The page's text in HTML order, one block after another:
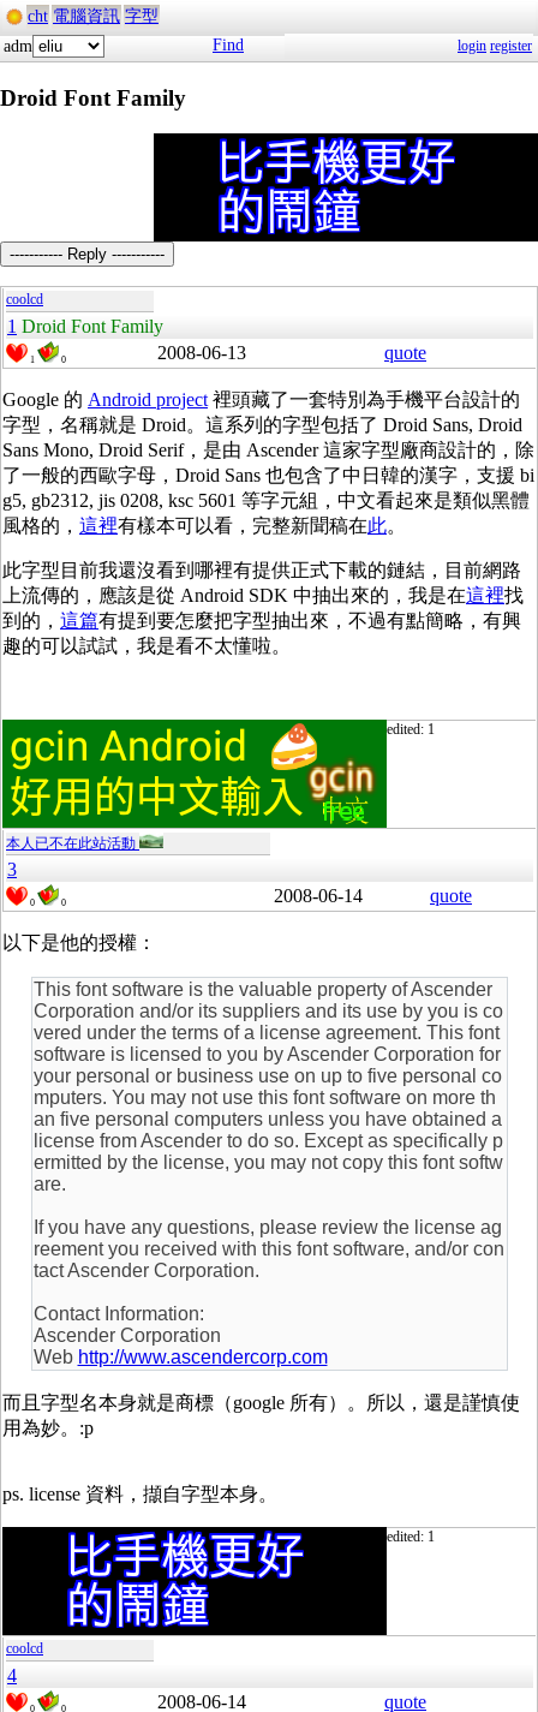
cht 電腦資訊 字型
adm
Find login register
Droid Font Family
----------- Reply -----------
coolcd
1 Droid Font Family
1 0 2008-06-13 quote
Google 的 Android project 裡頭藏了一套特別為手機平台設計的
字型，名稱就是 Droid。這系列的字型包括了 Droid Sans, Droid
Sans Mono, Droid Serif，是由 Ascender這家字型廠商設計的，除
了一般的西歐字母， Droid Sans 也包含了中日韓的漢字，支援 bi
g5, gb2312, jis 0208, ksc 5601 等字元組，中文看起來是類似黑體
風格的， 這裡有樣本可以看，完整新聞稿在此。
此字型目前我還沒看到哪裡有提供正式下載的鏈結，目前網路
上流傳的，應該是從 Android SDK 中抽出來的，我是在這裡找
到的， 這篇有提到要怎麼把字型抽出來，不過有點簡略，有興
趣的可以試試，我是看不太懂啦。
edited: 1
本人已不在此站活動
3
0 0 2008-06-14 quote
以下是他的授權：
This font software is the valuable property of Ascender
Corporation and/or its suppliers and its use by you is co
vered under the terms of a license agreement. This font
software is licensed to you by Ascender Corporation for
your personal or business use on up to five personal co
mputers. You may not use this font software on more th
an five personal computers unless you have obtained a
license from Ascender to do so. Except as specifically p
ermitted by the license, you may not copy this font softw
are.
If you have any questions, please review the license ag
reement you received with this font software, and/or con
tact Ascender Corporation.
Contact Information:
Ascender Corporation
Web http://www.ascendercorp.com
而且字型名本身就是商標（google 所有）。所以，還是謹慎使
用為妙。:p
ps. license 資料，擷自字型本身。
edited: 1
coolcd
4
0 0 2008-06-14 quote